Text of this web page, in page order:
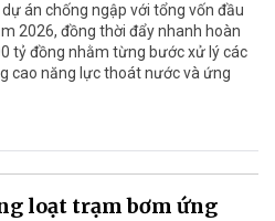
án chống ngập với tổng vốn đầu
2026, đồng thời đẩy nhanh hoàn
tỷ đồng nhằm từng bước xử lý các
cao năng lực thoát nước và ứng
loạt trạm bơm ứng